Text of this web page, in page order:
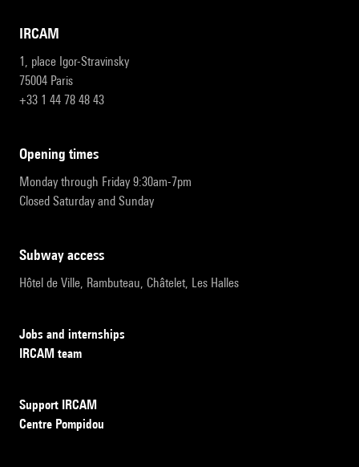
IRCAM
1, place Igor-Stravinsky
75004 Paris
+33 1 44 78 48 43
opening times
Monday through Friday 9:30am-7pm
Closed Saturday and Sunday
subway access
Hôtel de Ville, Rambuteau, Châtelet, Les Halles
Jobs and internships
IRCAM team
Support IRCAM
Centre Pompidou